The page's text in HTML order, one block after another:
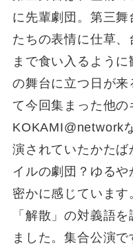
に先輩劇団。第三
たちの表情に仕草
まで食い入るよう
の舞台に立つ日が
て今回集まった他の
KOKAMI@network
演されていたかたば
イルの劇団？ゆる
密かに感じています
「解散」の対義語
ました。集合公演で